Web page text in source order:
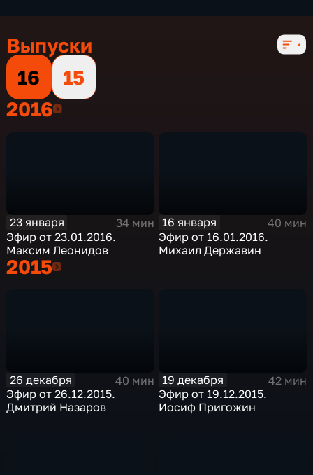
Выпуски
16
15
20162016
23 января
34 мин
Эфир от 23.01.2016.
Максим Леонидов
16 января
40 мин
Эфир от 16.01.2016.
Михаил Державин
20152015
26 декабря
40 мин
Эфир от 26.12.2015.
Дмитрий Назаров
19 декабря
42 мин
Эфир от 19.12.2015.
Иосиф Пригожин